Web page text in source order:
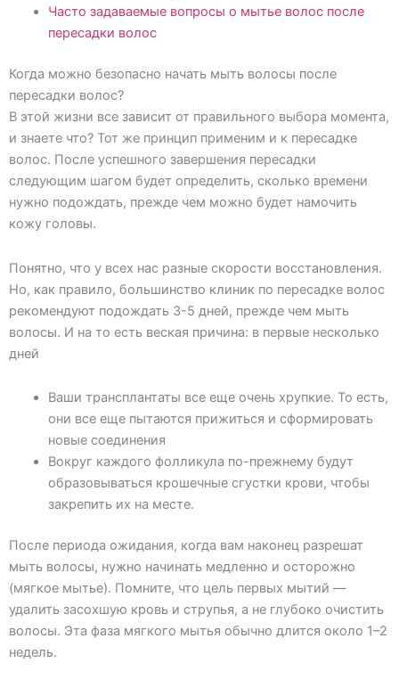
Часто задаваемые вопросы о мытье волос после
пересадки волос
Когда можно безопасно начать мыть волосы после
пересадки волос?
В этой жизни все зависит от правильного выбора момента,
и знаете что? Тот же принцип применим и к пересадке
волос. После успешного завершения пересадки
следующим шагом будет определить, сколько времени
нужно подождать, прежде чем можно будет намочить
кожу головы.
Понятно, что у всех нас разные скорости восстановления.
Но, как правило, большинство клиник по пересадке волос
рекомендуют подождать 3-5 дней, прежде чем мыть
волосы. И на то есть веская причина: в первые несколько
дней
Ваши трансплантаты все еще очень хрупкие. То есть,
они все еще пытаются прижиться и сформировать
новые соединения
Вокруг каждого фолликула по-прежнему будут
образовываться крошечные сгустки крови, чтобы
закрепить их на месте.
После периода ожидания, когда вам наконец разрешат
мыть волосы, нужно начинать медленно и осторожно
(мягкое мытье). Помните, что цель первых мытий —
удалить засохшую кровь и струпья, а не глубоко очистить
волосы. Эта фаза мягкого мытья обычно длится около 1–2
недель.